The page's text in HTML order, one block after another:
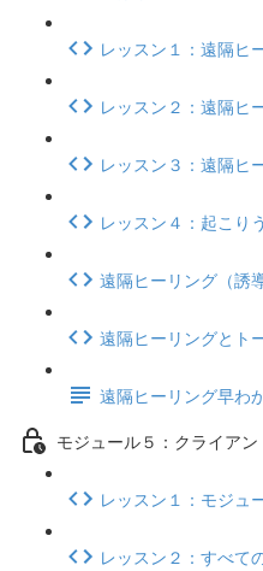
レッスン１：遠隔ヒ
レッスン２：遠隔ヒ
レッスン３：遠隔ヒ
レッスン４：起こり
遠隔ヒーリング（誘導
遠隔ヒーリングとト
遠隔ヒーリング早わ
モジュール５：クライアン
レッスン１：モジュ
レッスン２：すべて